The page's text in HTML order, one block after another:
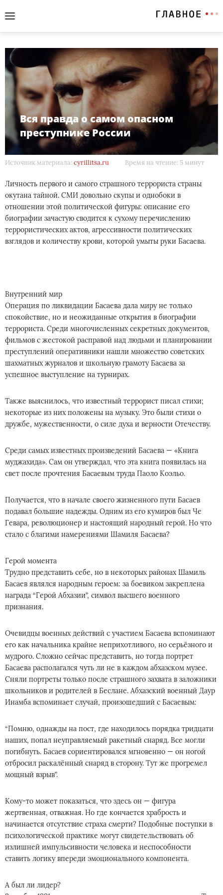
Вся правда о самом опасном
преступнике России
Источник материала: cyrillitsa.ru Время на чтение: 5 минут
Личность первого и самого страшного террориста страны
окутана тайной. СМИ довольно скупы и однобоки в
отношении этой политической фигуры: описание его
биографии зачастую сводится к сухому перечислению
террористических актов, агрессивности политических
взглядов и количеству крови, которой умыты руки Басаева.
Внутренний мир
Операция по ликвидации Басаева дала миру не только
спокойствие, но и неожиданные открытия в биографии
террориста. Среди многочисленных секретных документов,
фильмов с жестокой расправой над людьми и планировании
преступлений оперативники нашли множество советских
шахматных журналов и школьную грамоту Басаева за
успешное выступление на турнирах.
Также выяснилось, что известный террорист писал стихи;
некоторые из них положены на музыку. Это были стихи о
дружбе, мужественности, о силе духа и верности Отечеству.
Среди самых известных произведений Басаева — «Книга
муджахида». Сам он утверждал, что эта книга появилась на
свет после прочтения Басаевым труда Паоло Коэльо.
Получается, что в начале своего жизненного пути Басаев
подавал большие надежды. Одним из его кумиров был Че
Гевара, революционер и настоящий народный герой. Но что
стало с благими намерениями Шамиля Басаева?
Герой момента
Трудно представить себе, но в некоторых районах Шамиль
Басаев являлся народным героем: за боевиком закреплена
награда “Герой Абхазии”, символ высшего военного
признания.
Очевидцы военных действий с участием Басаева вспоминают
его как начальника крайне неприхотливого, но серьёзного и
мудрого. Сложно сейчас представить, но тогда портрет
Басаева располагался чуть ли не в каждом абхазском музее.
Сняли портреты только после страшного захвата в заложники
школьников и родителей в Беслане. Абхазский военный Даур
Инамба вспоминает случай, произошедший с Басаевым:
“Помню, однажды на пост, где находилось порядка тридцати
наших, попал неуправляемый ракетный снаряд. Все могли
погибнуть. Басаев сориентировался мгновенно — он ногой
отбросил раскалённый снаряд в сторону. Тут же прогремел
мощный взрыв”.
Кому-то может показаться, что здесь он — фигура
жертвенная, отважная. Но где кончается храбрость и
начинается отсутствие страха смерти? Подобные поступки в
психологической практике могут свидетельствовать об
излишней импульсивности человека и неспособности
ставить логику впереди эмоционального компонента.
А был ли лидер?